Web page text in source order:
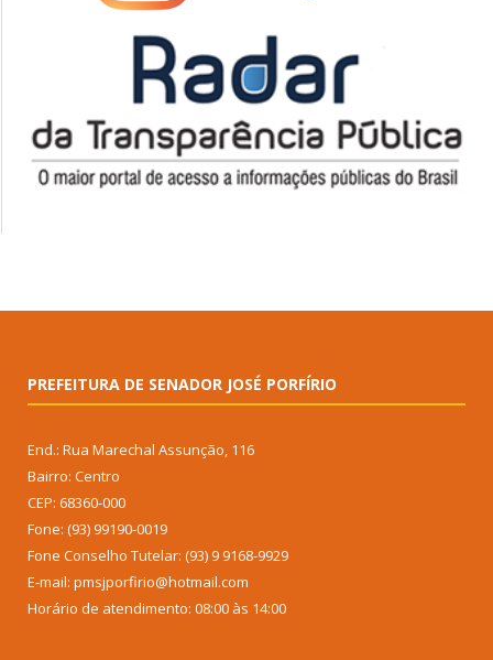
PREFEITURA DE SENADOR JOSÉ PORFÍRIO
End.: Rua Marechal Assunção, 116
Bairro: Centro
CEP: 68360-000
Fone: (93) 99190-0019
Fone Conselho Tutelar: (93) 9 9168-9929
E-mail: pmsjporfirio@hotmail.com
Horário de atendimento: 08:00 às 14:00